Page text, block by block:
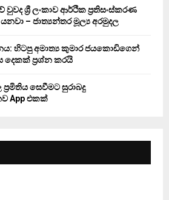
වුවද ශ්‍රී ලංකාව ආර්ථික ප්‍රතිසංස්කරණ
– ජාත්‍යන්තර මූල්‍ය අරමුදල
හිටපු අමාත්‍ය කුමාර ජයකොඩිගෙන්
දෙකක් ප්‍රශ්න කරයි
සෙවීමට සුරාබදු
App එකක්